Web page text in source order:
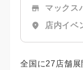
store マックス
location_on 店内イベ
全国に27店舗